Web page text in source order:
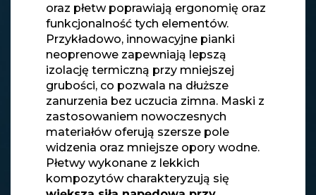
oraz płetw poprawiają ergonomię oraz
funkcjonalność tych elementów.
Przykładowo, innowacyjne pianki
neoprenowe zapewniają lepszą
izolację termiczną przy mniejszej
grubości, co pozwala na dłuższe
zanurzenia bez uczucia zimna. Maski z
zastosowaniem nowoczesnych
materiałów oferują szersze pole
widzenia oraz mniejsze opory wodne.
Płetwy wykonane z lekkich
kompozytów charakteryzują się